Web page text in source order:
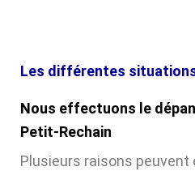
Les différentes
Nous effectuons le
Petit-Rechain
Plusieurs raisons peuvent